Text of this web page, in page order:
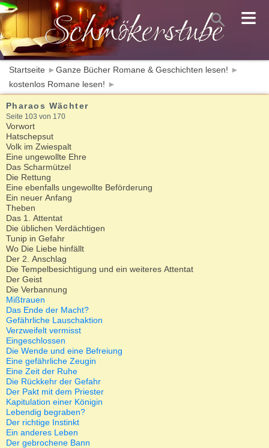
Startseite ► Ganze Bücher Romane & Geschichten lesen! ►
kostenlos Romane lesen! ►
Pharaos Wächter
Seite 103 von 170
Vorwort
Hatschepsut
Volk im Zwiespalt
Eine ungewollte Ehre
Das Scharmützel
Die Rettung
Eine ebenfalls ungewollte Beförderung
Ein neuer Anfang
Theben
Das 1. Attentat
Die üblichen Verdächtigen
Tunip in Gefahr
Wo Die Liebe hinfällt
Der 2. Anschlag
Die Tempelbesichtigung und ein weiteres Attentat
Der Geist
Die Verbannung
Mißtrauen
Das Ende der Macht?
Gefährliche Lauschaktion
Verzweifelt vermisst
Eingeschlossen
Die Wende und eine Befreiung
Eine gefährliche Zeugin
Eine Zeit der Ruhe
Die Rückkehr der Gefahr
Der Pakt mit dem Priester
Kapitulation einer Königin
Lebendig begraben?
Der richtige Instinkt
Ein anderes Leben
Der gebrochene Bann
≡